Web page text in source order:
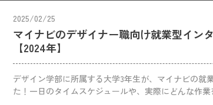
2025/02/25
マイナビのデザイナー職向け就業型イン
【2024年】
デザイン学部に所属する大学3年生が、マイナビの就
た！一日のタイムスケジュールや、実際にどんな作